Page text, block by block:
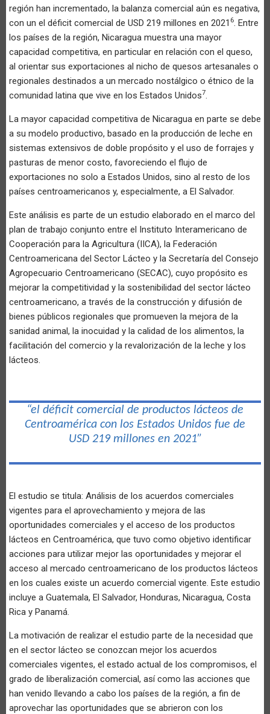
región han incrementado, la balanza comercial aún es negativa,
con un el déficit comercial de USD 219 millones en 2021 6. Entre
los países de la región, Nicaragua muestra una mayor
capacidad competitiva, en particular en relación con el queso,
al orientar sus exportaciones al nicho de quesos artesanales o
regionales destinados a un mercado nostálgico o étnico de la
comunidad latina que vive en los Estados Unidos7.
La mayor capacidad competitiva de Nicaragua en parte se debe
a su modelo productivo, basado en la producción de leche en
sistemas extensivos de doble propósito y el uso de forrajes y
pasturas de menor costo, favoreciendo el flujo de
exportaciones no solo a Estados Unidos, sino al resto de los
países centroamericanos y, especialmente, a El Salvador.
Este análisis es parte de un estudio elaborado en el marco del
plan de trabajo conjunto entre el Instituto Interamericano de
Cooperación para la Agricultura (IICA), la Federación
Centroamericana del Sector Lácteo y la Secretaría del Consejo
Agropecuario Centroamericano (SECAC), cuyo propósito es
mejorar la competitividad y la sostenibilidad del sector lácteo
centroamericano, a través de la construcción y difusión de
bienes públicos regionales que promueven la mejora de la
sanidad animal, la inocuidad y la calidad de los alimentos, la
facilitación del comercio y la revalorización de la leche y los
lácteos.
“el déficit comercial de productos lácteos de
Centroamérica con los Estados Unidos fue de
USD 219 millones en 2021”
El estudio se titula: Análisis de los acuerdos comerciales
vigentes para el aprovechamiento y mejora de las
oportunidades comerciales y el acceso de los productos
lácteos en Centroamérica, que tuvo como objetivo identificar
acciones para utilizar mejor las oportunidades y mejorar el
acceso al mercado centroamericano de los productos lácteos
en los cuales existe un acuerdo comercial vigente. Este estudio
incluye a Guatemala, El Salvador, Honduras, Nicaragua, Costa
Rica y Panamá.
La motivación de realizar el estudio parte de la necesidad que
en el sector lácteo se conozcan mejor los acuerdos
comerciales vigentes, el estado actual de los compromisos, el
grado de liberalización comercial, así como las acciones que
han venido llevando a cabo los países de la región, a fin de
aprovechar las oportunidades que se abrieron con los